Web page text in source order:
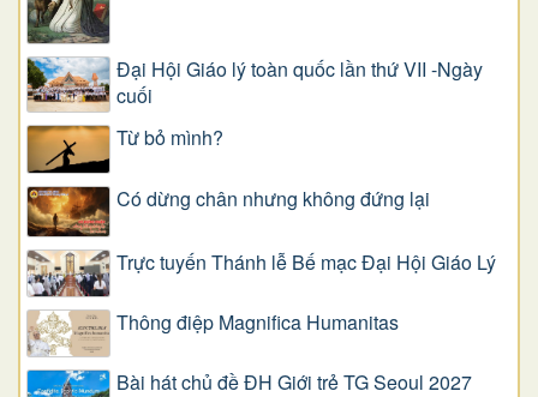
Đại Hội Giáo lý toàn quốc lần thứ VII -Ngày
cuối
Từ bỏ mình?
Có dừng chân nhưng không đứng lại
Trực tuyến Thánh lễ Bế mạc Đại Hội Giáo Lý
Thông điệp Magnifica Humanitas
Bài hát chủ đề ĐH Giới trẻ TG Seoul 2027